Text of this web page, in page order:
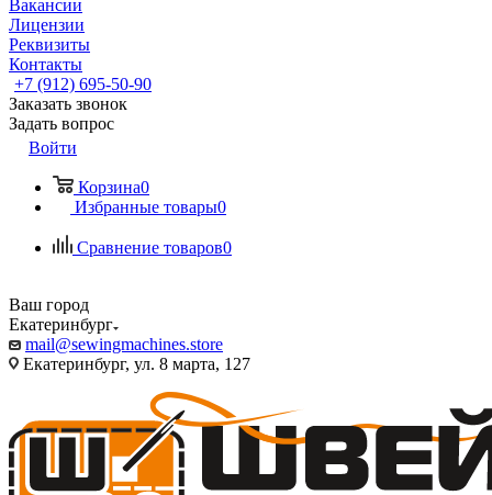
Вакансии
Лицензии
Реквизиты
Контакты
+7 (912) 695-50-90
Заказать звонок
Задать вопрос
Войти
Корзина0
Избранные товары0
Сравнение товаров0
Ваш город
Екатеринбург
mail@sewingmachines.store
Екатеринбург, ул. 8 марта, 127